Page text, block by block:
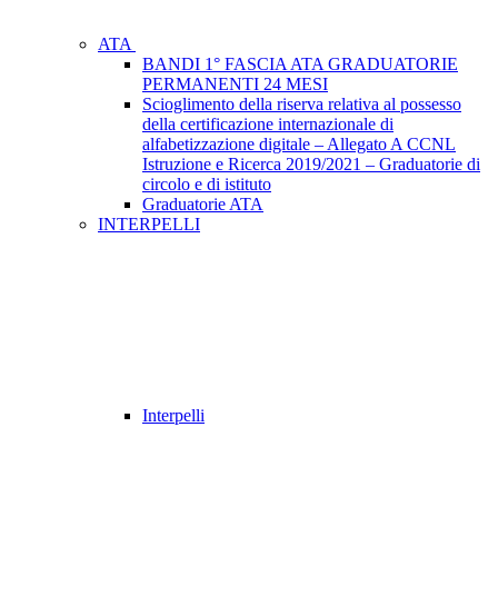
ATA
BANDI 1° FASCIA ATA GRADUATORIE
PERMANENTI 24 MESI
Scioglimento della riserva relativa al possesso
della certificazione internazionale di
alfabetizzazione digitale – Allegato A CCNL
Istruzione e Ricerca 2019/2021 – Graduatorie di
circolo e di istituto
Graduatorie ATA
INTERPELLI
Interpelli